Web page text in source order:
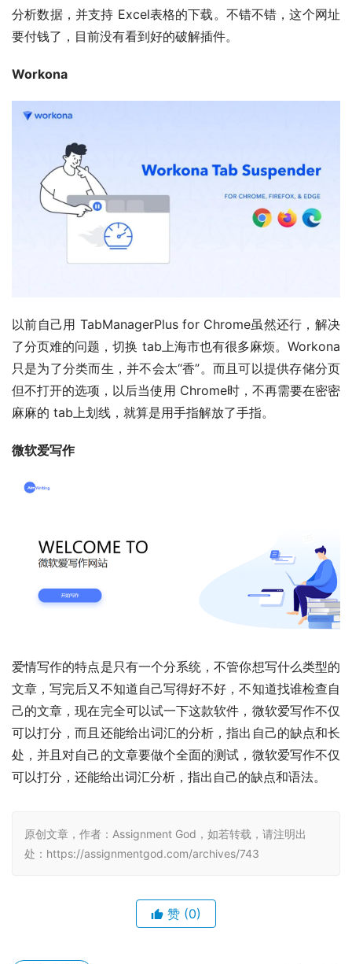
分析数据，并支持 Excel表格的下载。不错不错，这个网址
要付钱了，目前没有看到好的破解插件。
Workona
以前自己用 TabManagerPlus for Chrome虽然还行，解决
了分页难的问题，切换 tab上海市也有很多麻烦。Workona
只是为了分类而生，并不会太“香”。而且可以提供存储分页
但不打开的选项，以后当使用 Chrome时，不再需要在密密
麻麻的 tab上划线，就算是用手指解放了手指。
微软爱写作
爱情写作的特点是只有一个分系统，不管你想写什么类型的
文章，写完后又不知道自己写得好不好，不知道找谁检查自
己的文章，现在完全可以试一下这款软件，微软爱写作不仅
可以打分，而且还能给出词汇的分析，指出自己的缺点和长
处，并且对自己的文章要做个全面的测试，微软爱写作不仅
可以打分，还能给出词汇分析，指出自己的缺点和语法。
原创文章，作者：Assignment God，如若转载，请注明出
处：https://assignmentgod.com/archives/743
赞 (0)